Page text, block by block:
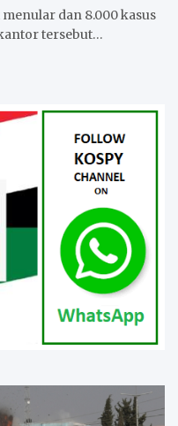
dan 8.000 kasus
tersebut…